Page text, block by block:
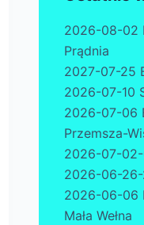
2026-08-02
Prądnia
2027-07-25
2026-07-10
2026-07-06
Przemsza-
2026-07-
2026-06-26-
2026-06-06
Mała Wełna